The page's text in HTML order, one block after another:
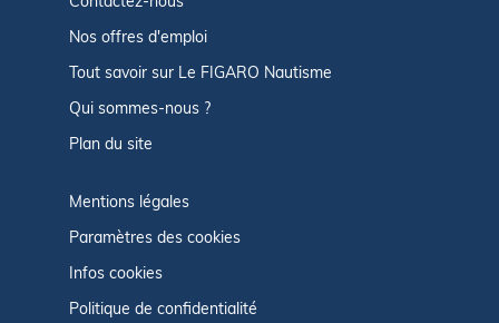
Nos offres d'emploi
Tout savoir sur Le FIGARO Nautisme
Qui sommes-nous ?
Plan du site
Mentions légales
Paramètres des cookies
Infos cookies
Politique de confidentialité